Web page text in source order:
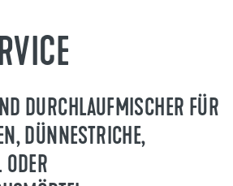
DURCHLAUFMISCHER FÜR
DÜNNESTRICHE,
ODER